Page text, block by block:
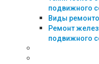
подвижного
Виды
Ремонт
подвижного